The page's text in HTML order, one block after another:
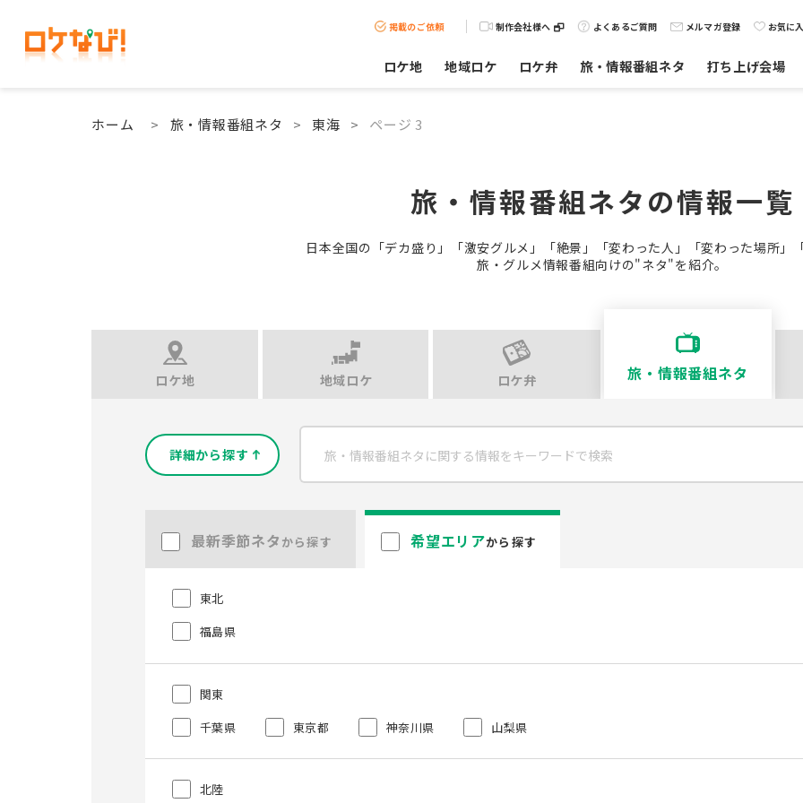
掲載のご依頼 制作会社様へ よくあるご質問 メルマガ登録 お気に
ロケ地 地域ロケ ロケ弁 旅・情報番組ネタ 打ち上げ会場
ホーム > 旅・情報番組ネタ > 東海 > ページ 3
旅・情報番組ネタの情報一覧
日本全国の「デカ盛り」「激安グルメ」「絶景」「変わった人」「変わった場所」
旅・グルメ情報番組向けの"ネタ"を紹介。
ロケ地 地域ロケ ロケ弁 旅・情報番組ネタ
詳細から探す
最新季節ネタ から探す 希望エリアから探す
東北
福島県
関東
千葉県
東京都 神奈川県 山梨県
北陸